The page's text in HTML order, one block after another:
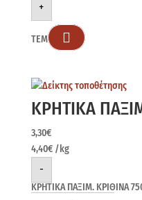
+
ΤΕΜ 
ΚΡΗΤΙΚΑ
3,30€
4,40€ /kg
-
ΚΡΗΤΙΚΑ ΠΑΞΙΜ. ΚΡΙΘΙΝΑ